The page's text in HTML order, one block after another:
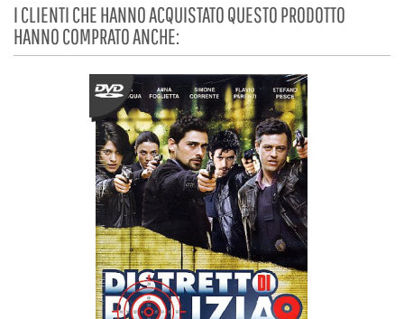
I CLIENTI CHE HANNO ACQUISTATO QUESTO PRODOTTO
HANNO COMPRATO ANCHE: